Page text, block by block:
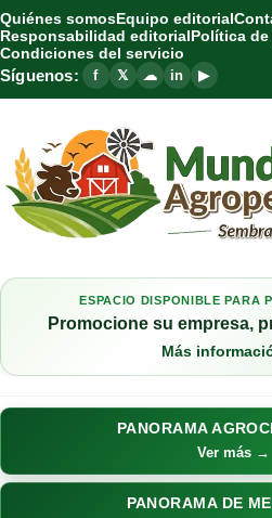
Quiénes somosEquipo editorial
Responsabilidad editorialPolítica
Condiciones del servicio
Síguenos: f 𝕏 ☁ in ▶
ESPACIO DISPONIBLE PARA
Promocione su empresa,
Más
PANORAMA
Ver más →
PANORAMA DE